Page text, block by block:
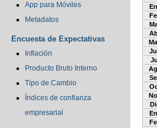
App para Móviles
Metadatos
Encuesta de Expectativas
Inflación
Producto Bruto Interno
Tipo de Cambio
Índices de confianza
empresarial